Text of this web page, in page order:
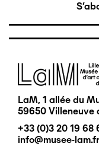
Image
LaM, 1 allée du
59650 Villeneuve
+33 (0)3 20 19 68
info@musee-lam.fr